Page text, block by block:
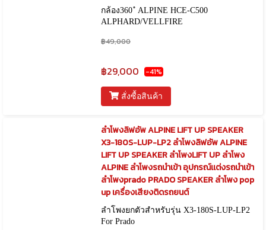
กล้อง360 ํ ALPINE HCE-C500
ALPHARD/VELLFIRE
฿49,000
฿29,000 -41%
สั่งซื้อสินค้า
ลำโพงลิฟอัพ ALPINE LIFT UP SPEAKER
X3-180S-LUP-LP2 ลำโพงลิฟอัพ ALPINE
LIFT UP SPEAKER ลำโพงLIFT UP ลำโพง
ALPINE ลำโพงรถนำเข้า อุปกรณ์เเต่งรถนำเข้า
ลำโพงprado PRADO SPEAKER ลำโพง pop
up เครื่องเสียงติดรถยนต์
ลำโพงยกตัวสำหรับรุ่น X3-180S-LUP-LP2
For Prado